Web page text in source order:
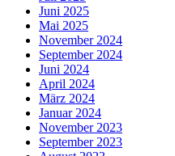
Juni 2025
Mai 2025
November 2024
September 2024
Juni 2024
April 2024
März 2024
Januar 2024
November 2023
September 2023